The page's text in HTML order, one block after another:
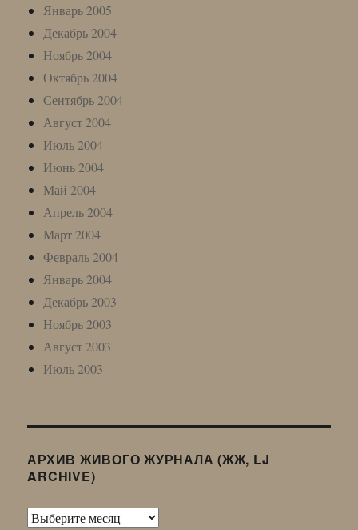
Январь 2005
Декабрь 2004
Ноябрь 2004
Октябрь 2004
Сентябрь 2004
Август 2004
Июль 2004
Июнь 2004
Май 2004
Апрель 2004
Март 2004
Февраль 2004
Январь 2004
Декабрь 2003
Ноябрь 2003
Август 2003
Июль 2003
АРХИВ ЖИВОГО ЖУРНАЛА (ЖЖ, LJ
ARCHIVE)
Архив